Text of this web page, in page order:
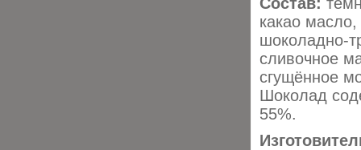
какао
шоколадно-
сливочное
сгущённое
Шоколад
55%.